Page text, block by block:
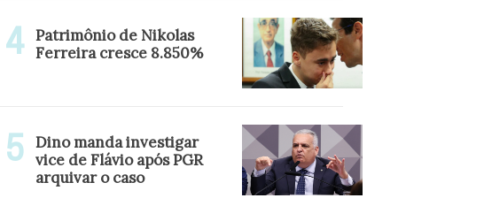
Patrimônio de Nikolas
Ferreira cresce 8.850%
Dino manda investigar
vice de Flávio após PGR
arquivar o caso